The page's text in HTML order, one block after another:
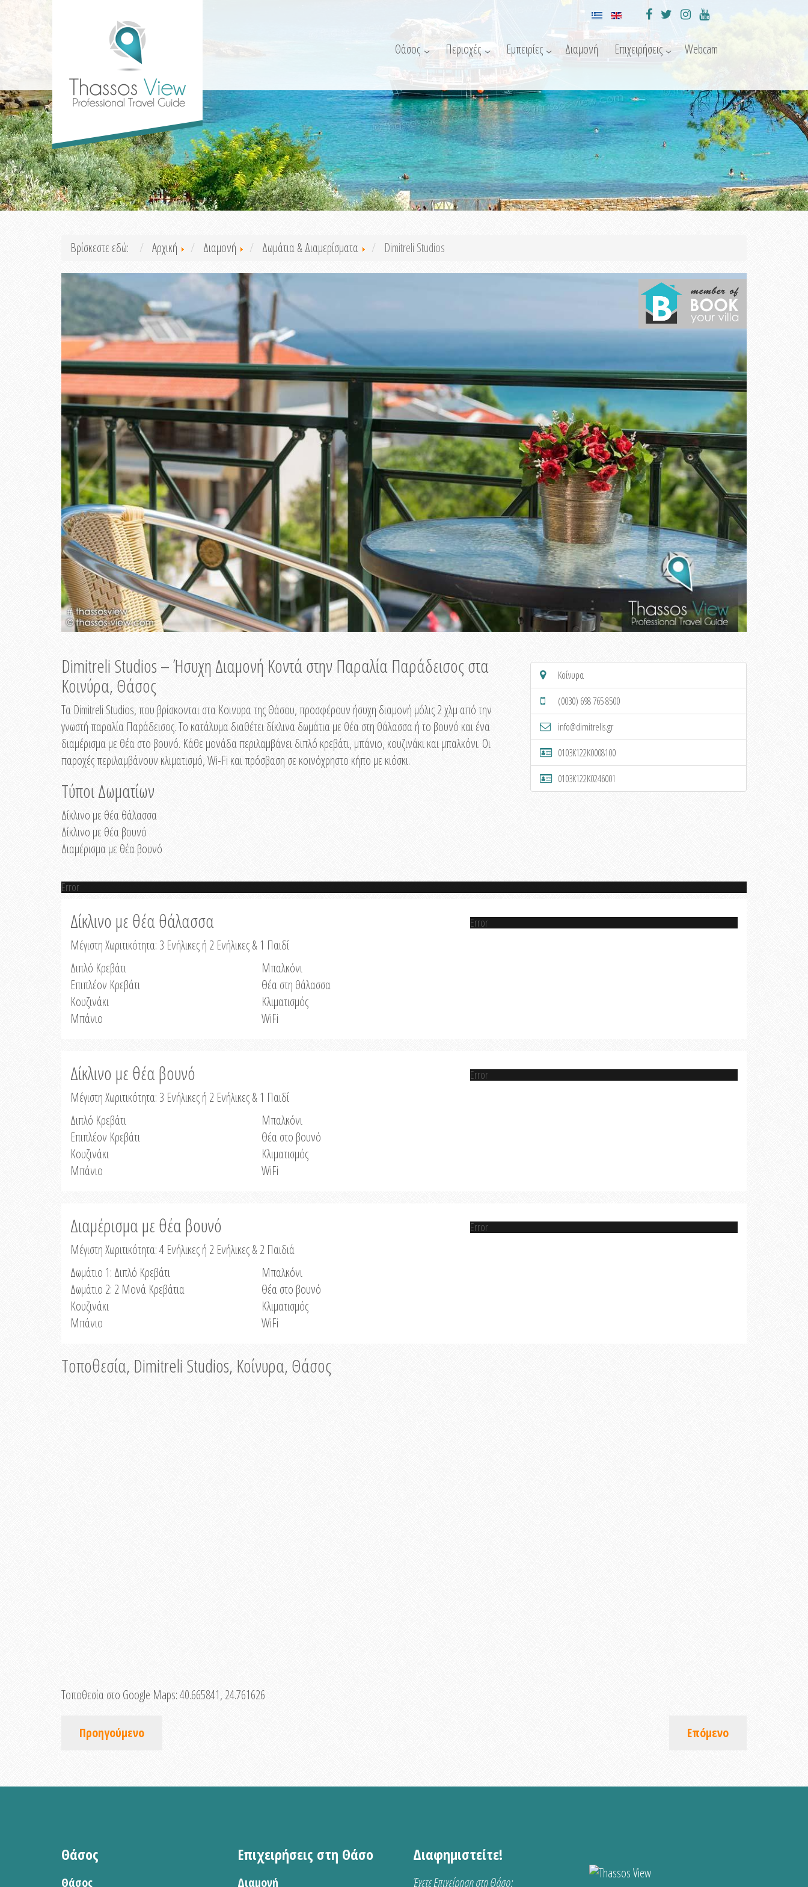
Θάσος Περιοχές Εμπειρίες Διαμονή Επιχειρήσεις Webcam
Βρίσκεστε εδώ: Αρχική Διαμονή Δωμάτια & Διαμερίσματα Dimitreli Studios
Dimitreli Studios – Ήσυχη Διαμονή Κοντά στην Παραλία Παράδεισος στα
Κοινύρα, Θάσος
Τα Dimitreli Studios, που βρίσκονται στα Κοινυρα της Θάσου, προσφέρουν ήσυχη διαμονή μόλις 2 χλμ από την
γνωστή παραλία Παράδεισος. Το κατάλυμα διαθέτει δίκλινα δωμάτια με θέα στη θάλασσα ή το βουνό και ένα
διαμέρισμα με θέα στο βουνό. Κάθε μονάδα περιλαμβάνει διπλό κρεβάτι, μπάνιο, κουζινάκι και μπαλκόνι. Οι
παροχές περιλαμβάνουν κλιματισμό, Wi-Fi και πρόσβαση σε κοινόχρηστο κήπο με κιόσκι.
Τύποι Δωματίων
Δίκλινο με θέα θάλασσα
Δίκλινο με θέα βουνό
Διαμέρισμα με θέα βουνό
Κοίνυρα
(0030) 698 765 8500
info@dimitrelis.gr
0103K122K0008100
0103K122K0246001
Error
Δίκλινο με θέα θάλασσα
Μέγιστη Χωριτικότητα: 3 Ενήλικες ή 2 Ενήλικες & 1 Παιδί
Διπλό Κρεβάτι
Επιπλέον Κρεβάτι
Κουζινάκι
Μπάνιο
Μπαλκόνι
Θέα στη θάλασσα
Κλιματισμός
WiFi
Error
Δίκλινο με θέα βουνό
Μέγιστη Χωριτικότητα: 3 Ενήλικες ή 2 Ενήλικες & 1 Παιδί
Διπλό Κρεβάτι
Επιπλέον Κρεβάτι
Κουζινάκι
Μπάνιο
Μπαλκόνι
Θέα στο βουνό
Κλιματισμός
WiFi
Error
Διαμέρισμα με θέα βουνό
Μέγιστη Χωριτικότητα: 4 Ενήλικες ή 2 Ενήλικες & 2 Παιδιά
Δωμάτιο 1: Διπλό Κρεβάτι
Δωμάτιο 2: 2 Μονά Κρεβάτια
Κουζινάκι
Μπάνιο
Μπαλκόνι
Θέα στο βουνό
Κλιματισμός
WiFi
Error
Τοποθεσία, Dimitreli Studios, Κοίνυρα, Θάσος
Τοποθεσία στο Google Maps:40.665841, 24.761626
Προηγούμενο Επόμενο
Θάσος
Θάσος
Επιχειρήσεις στη Θάσο
Διαμονή
Διαφημιστείτε!
Έχετε Επιχείρηση στη Θάσο;